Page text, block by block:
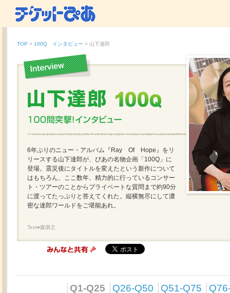
TOP > 100Q インタビュー > 山下達郎
6年ぶりのニュー・アルバム『Ray Of Hope』をリ
リースする山下達郎が、ぴあの名物企画「100Q」に
登場。震災後にタイトルを変えたという新作について
はもちろん、ここ数年、精力的に行っているコンサー
ト・ツアーのことからプライベートな質問まで約90分
に渡ってたっぷりと答えてくれた。縦横無尽にして濃
密な達郎ワールドをご堪能あれ。
Text●森朋之
Q1-Q25 Q26-Q50 Q51-Q75